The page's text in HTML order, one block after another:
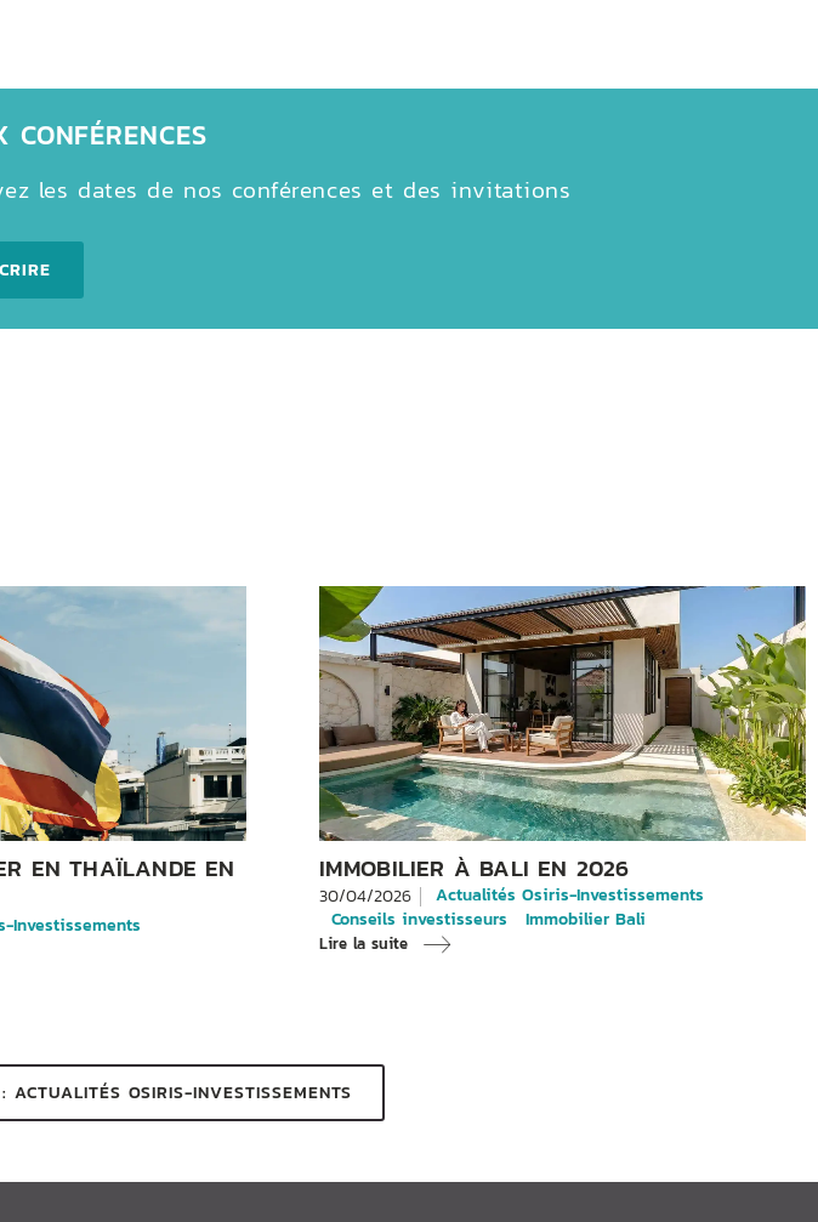
les dates de nos conférences et des invitations
EN THAÏLANDE EN
Investissements
IMMOBILIER À BALI EN 2026
30/04/2026
Actualités Osiris-Investissements
Conseils investisseurs
Immobilier Bali
Lire la suite
OSIRIS-INVESTISSEMENTS